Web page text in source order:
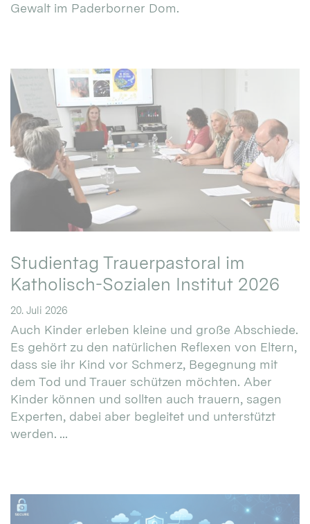
Gewalt im Paderborner Dom.
Studientag Trauerpastoral im
Katholisch-Sozialen Institut 2026
20. Juli 2026
Auch Kinder erleben kleine und große Abschiede.
Es gehört zu den natürlichen Reflexen von Eltern,
dass sie ihr Kind vor Schmerz, Begegnung mit
dem Tod und Trauer schützen möchten. Aber
Kinder können und sollten auch trauern, sagen
Experten, dabei aber begleitet und unterstützt
werden. ...